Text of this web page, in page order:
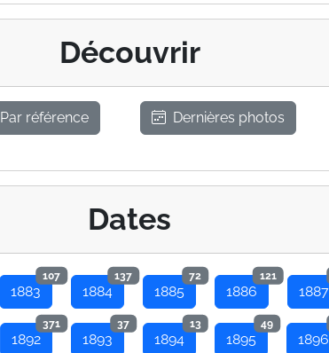
Découvrir
Par référence Dernières photos
Dates
1883
107
1884
137
1885
72
1886
121
1887
1892
371
1893
37
1894
13
1895
49
1896